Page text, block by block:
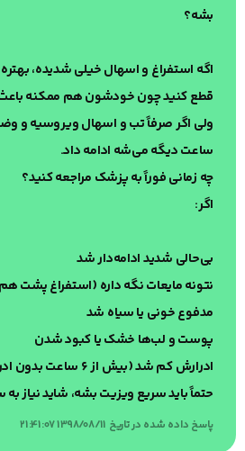
بشه؟
اگه استفراغ و اسهال خیلی شدیده،
قطع کنید چون خودشون هم ممکنه
ساعت دیگه می‌شه ادامه داد.
چه زمانی فوراً به پزشک مراجعه کنید؟
اگر:
بی‌حالی شدید ادامه‌دار شد
نتونه مایعات نگه داره (استفراغ پشت
مدفوع خونی یا سیاه شد
پوست و لب‌ها خشک یا کبود شدن
ادرارش کم شد (بیش از ۶ ساعت بدون ادرار)
حتماً باید سریع ویزیت بشه، شاید نیاز
پاسخ داده شده در تاریخ 1398/08/11 21:41:07